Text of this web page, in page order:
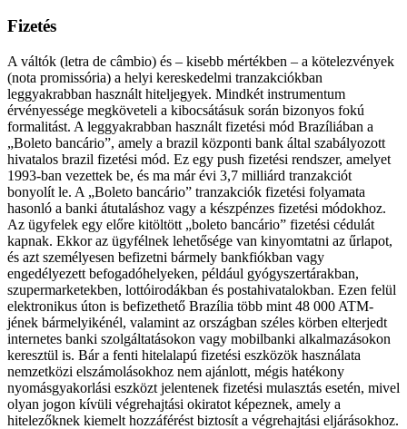
Fizetés
A váltók (letra de câmbio) és – kisebb mértékben – a kötelezvények
(nota promissória) a helyi kereskedelmi tranzakciókban
leggyakrabban használt hiteljegyek. Mindkét instrumentum
érvényessége megköveteli a kibocsátásuk során bizonyos fokú
formalitást. A leggyakrabban használt fizetési mód Brazíliában a
„Boleto bancário”, amely a brazil központi bank által szabályozott
hivatalos brazil fizetési mód. Ez egy push fizetési rendszer, amelyet
1993-ban vezettek be, és ma már évi 3,7 milliárd tranzakciót
bonyolít le. A „Boleto bancário” tranzakciók fizetési folyamata
hasonló a banki átutaláshoz vagy a készpénzes fizetési módokhoz.
Az ügyfelek egy előre kitöltött „boleto bancário” fizetési cédulát
kapnak. Ekkor az ügyfélnek lehetősége van kinyomtatni az űrlapot,
és azt személyesen befizetni bármely bankfiókban vagy
engedélyezett befogadóhelyeken, például gyógyszertárakban,
szupermarketekben, lottóirodákban és postahivatalokban. Ezen felül
elektronikus úton is befizethető Brazília több mint 48 000 ATM-
jének bármelyikénél, valamint az országban széles körben elterjedt
internetes banki szolgáltatásokon vagy mobilbanki alkalmazásokon
keresztül is. Bár a fenti hitelalapú fizetési eszközök használata
nemzetközi elszámolásokhoz nem ajánlott, mégis hatékony
nyomásgyakorlási eszközt jelentenek fizetési mulasztás esetén, mivel
olyan jogon kívüli végrehajtási okiratot képeznek, amely a
hitelezőknek kiemelt hozzáférést biztosít a végrehajtási eljárásokhoz.